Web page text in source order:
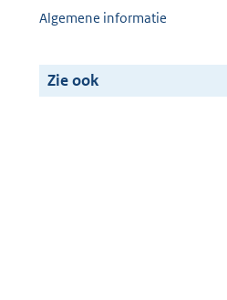
Algemene informatie
Zie ook